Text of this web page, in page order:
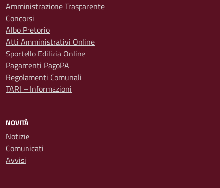
Amministrazione Trasparente
Concorsi
Albo Pretorio
Atti Amministrativi Online
Sportello Edilizia Online
Pagamenti PagoPA
Regolamenti Comunali
TARI – Informazioni
NOVITÀ
Notizie
Comunicati
Avvisi